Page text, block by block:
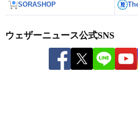
SORASHOP
ウェザーニュース公式SNS